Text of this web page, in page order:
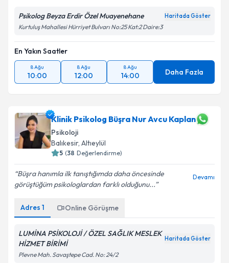
kapsamda işlenmesini kabul ediyorum.
Psikolog Beyza Erdir Özel Muayenehane Haritada Göster
Kurtuluş Mahallesi Hürriyet Bulvarı No:25 Kat:2 Daire:3
En Yakın Saatler
8 Ağu
10:00
8 Ağu
12:00
8 Ağu
14:00 Daha Fazla
Klinik Psikolog Büşra Nur Avcu Kaplan
Psikoloji
Balıkesir, Altıeylül
5 (38 Değerlendirme)
Büşra hanımla ilk tanıştığımda daha öncesinde
görüştüğüm psikologlardan farklı olduğunu...
Devamı
Adres 1 Online Görüşme
LUMİNA PSİKOLOJİ / ÖZEL SAĞLIK MESLEK
HİZMET BİRİMİ
Haritada Göster
Plevne Mah. Savaştepe Cad. No: 24/2